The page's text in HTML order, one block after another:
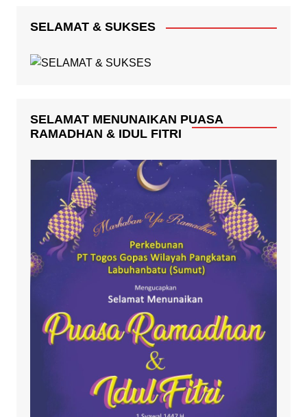
SELAMAT & SUKSES
SELAMAT MENUNAIKAN PUASA
RAMADHAN & IDUL FITRI